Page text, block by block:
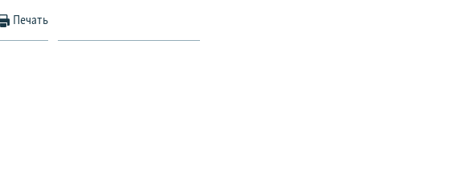
Печать